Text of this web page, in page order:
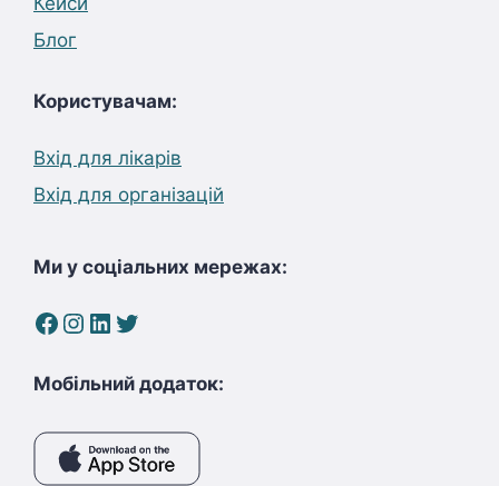
Блог
Користувачам:
Вхід для лікарів
Вхід для організацій
Ми у соціальних мережах:
Facebook
Instagram
LinkedIn
Twitter
Мобільний додаток: